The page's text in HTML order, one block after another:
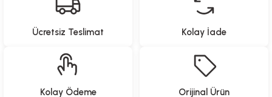
Ücretsiz Teslimat Kolay İade
Kolay Ödeme Orijinal Ürün